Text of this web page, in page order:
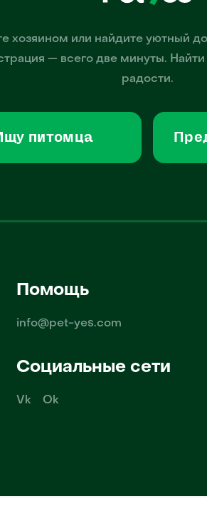
хозяином или найдите уютный
— всего две минуты.
радости.
питомца
Помощь
info@pet-yes.com
Социальные сети
Vk Ok